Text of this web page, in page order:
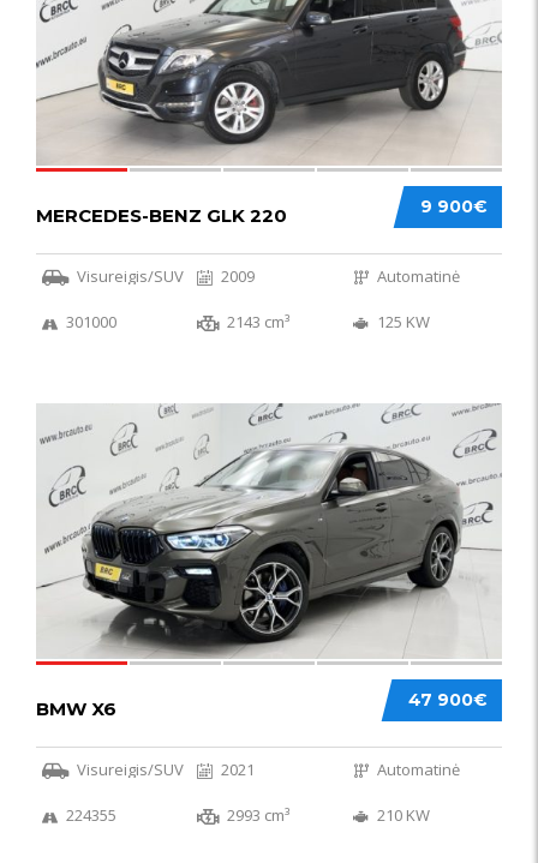
9 900€
MERCEDES-BENZ GLK 220
Visureigis/SUV 2009 Automatinė
301000 2143 cm³ 125 KW
58
47 900€
BMW X6
Visureigis/SUV 2021 Automatinė
224355 2993 cm³ 210 KW